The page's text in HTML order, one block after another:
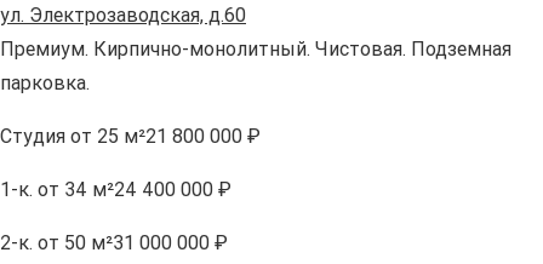
ул. Электрозаводская, д.60
Премиум. Кирпично-монолитный. Чистовая. Подземная
парковка.
Студия от 25 м²21 800 000 ₽
1-к. от 34 м²24 400 000 ₽
2-к. от 50 м²31 000 000 ₽